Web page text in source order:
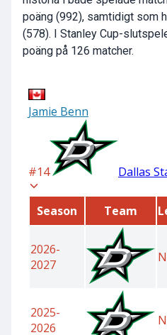
poäng (992), samtidigt som
(578). I Stanley Cup-
poäng på 126 matcher.